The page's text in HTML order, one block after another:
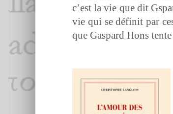
c’est la vie que dit
vie qui se définit par
que Gas­pard Hons